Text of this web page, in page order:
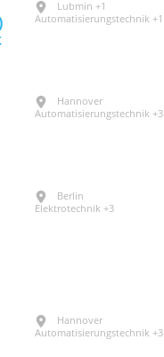
Lubmin +1
Automatisierungstechnik +1
Hannover
Automatisierungstechnik +3
Berlin
Elektrotechnik +3
Hannover
Automatisierungstechnik +3